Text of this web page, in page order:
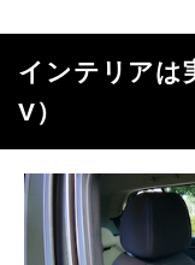
インテリアは
V）